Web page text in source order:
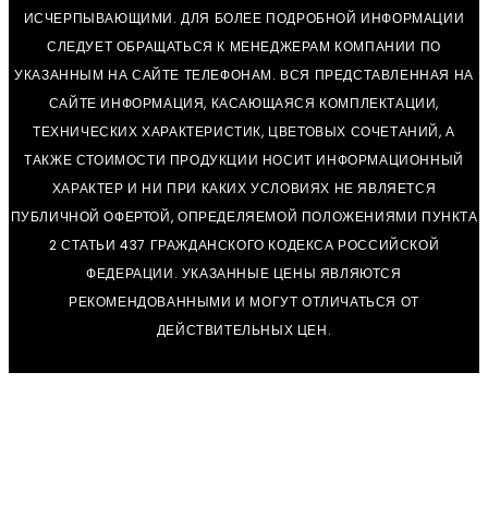
ИСЧЕРПЫВАЮЩИМИ. ДЛЯ БОЛЕЕ ПОДРОБНОЙ ИНФОРМАЦИИ
СЛЕДУЕТ ОБРАЩАТЬСЯ К МЕНЕДЖЕРАМ КОМПАНИИ ПО
УКАЗАННЫМ НА САЙТЕ ТЕЛЕФОНАМ. ВСЯ ПРЕДСТАВЛЕННАЯ НА
САЙТЕ ИНФОРМАЦИЯ, КАСАЮЩАЯСЯ КОМПЛЕКТАЦИИ,
ТЕХНИЧЕСКИХ ХАРАКТЕРИСТИК, ЦВЕТОВЫХ СОЧЕТАНИЙ, А
ТАКЖЕ СТОИМОСТИ ПРОДУКЦИИ НОСИТ ИНФОРМАЦИОННЫЙ
ХАРАКТЕР И НИ ПРИ КАКИХ УСЛОВИЯХ НЕ ЯВЛЯЕТСЯ
ПУБЛИЧНОЙ ОФЕРТОЙ, ОПРЕДЕЛЯЕМОЙ ПОЛОЖЕНИЯМИ ПУНКТА
2 СТАТЬИ 437 ГРАЖДАНСКОГО КОДЕКСА РОССИЙСКОЙ
ФЕДЕРАЦИИ. УКАЗАННЫЕ ЦЕНЫ ЯВЛЯЮТСЯ
РЕКОМЕНДОВАННЫМИ И МОГУТ ОТЛИЧАТЬСЯ ОТ
ДЕЙСТВИТЕЛЬНЫХ ЦЕН.